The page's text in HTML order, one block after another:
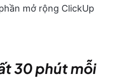
mở rộng ClickUp
30 phút mỗi